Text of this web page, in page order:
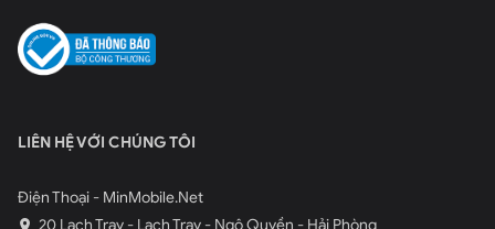
LIÊN HỆ VỚI CHÚNG TÔI
Điện Thoại - MinMobile.Net
20 Lạch Tray - Lạch Tray - Ngô Quyền - Hải Phòng